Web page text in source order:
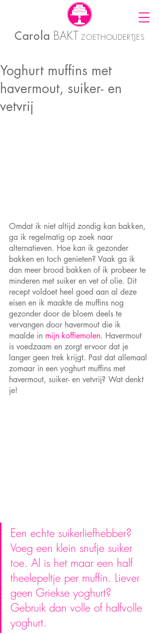
Carola BAKT ZOETHOUDERTJES
Yoghurt muffins met
havermout, suiker- en
vetvrij
Omdat ik niet altijd zondig kan bakken,
ga ik regelmatig op zoek naar
alternatieven. Hoe kan ik gezonder
bakken en toch genieten? Vaak ga ik
dan meer brood bakken of ik probeer te
minderen met suiker en vet of olie. Dit
recept voldoet heel goed aan al deze
eisen en ik maakte de muffins nog
gezonder door de bloem deels te
vervangen door havermout die ik
maalde in mijn koffiemolen. Havermout
is voedzaam en zorgt ervoor dat je
langer geen trek krijgt. Past dat allemaal
zomaar in een yoghurt muffins met
havermout, suiker- en vetvrij? Wat denkt
je!
Een echte suikerliefhebber?
Voeg een klein snufje suiker
toe. Al is het maar een half
theelepeltje per muffin. Liever
geen Griekse yoghurt?
Gebruik dan volle of halfvolle
yoghurt.